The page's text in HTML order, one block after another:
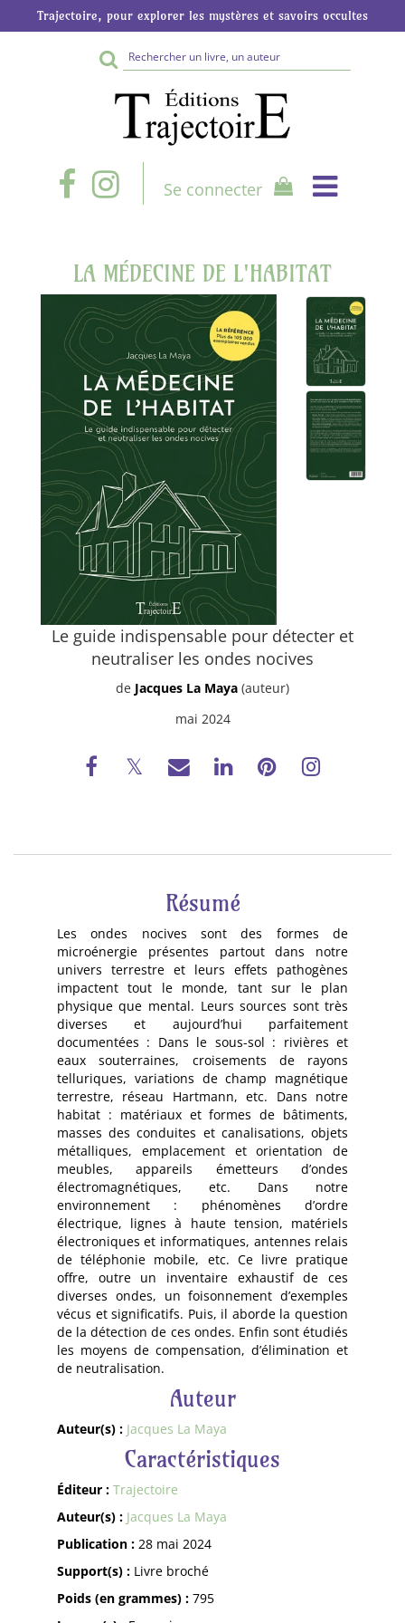
Trajectoire, pour explorer les mystères et savoirs occultes
Rechercher
sur
le
site
Se connecter
LA MÉDECINE DE L'HABITAT
Le guide indispensable pour détecter et
neutraliser les ondes nocives
de Jacques La Maya (auteur)
mai 2024
Résumé
Les ondes nocives sont des formes de
microénergie présentes partout dans notre
univers terrestre et leurs effets pathogènes
impactent tout le monde, tant sur le plan
physique que mental. Leurs sources sont très
diverses et aujourd’hui parfaitement
documentées : Dans le sous-sol : rivières et
eaux souterraines, croisements de rayons
telluriques, variations de champ magnétique
terrestre, réseau Hartmann, etc. Dans notre
habitat : matériaux et formes de bâtiments,
masses des conduites et canalisations, objets
métalliques, emplacement et orientation de
meubles, appareils émetteurs d’ondes
électromagnétiques, etc. Dans notre
environnement : phénomènes d’ordre
électrique, lignes à haute tension, matériels
électroniques et informatiques, antennes relais
de téléphonie mobile, etc. Ce livre pratique
offre, outre un inventaire exhaustif de ces
diverses ondes, un foisonnement d’exemples
vécus et significatifs. Puis, il aborde la question
de la détection de ces ondes. Enfin sont étudiés
les moyens de compensation, d’élimination et
de neutralisation.
Auteur
Auteur(s) : Jacques La Maya
Caractéristiques
Éditeur : Trajectoire
Auteur(s) : Jacques La Maya
Publication :28 mai 2024
Support(s) :Livre broché
Poids (en grammes) :795